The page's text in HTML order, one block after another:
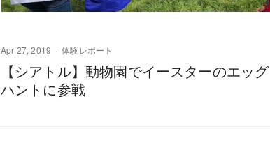
Apr 27, 2019 体験レポート
【シアトル】動物園でイースターのエッグ
ハントに参戦